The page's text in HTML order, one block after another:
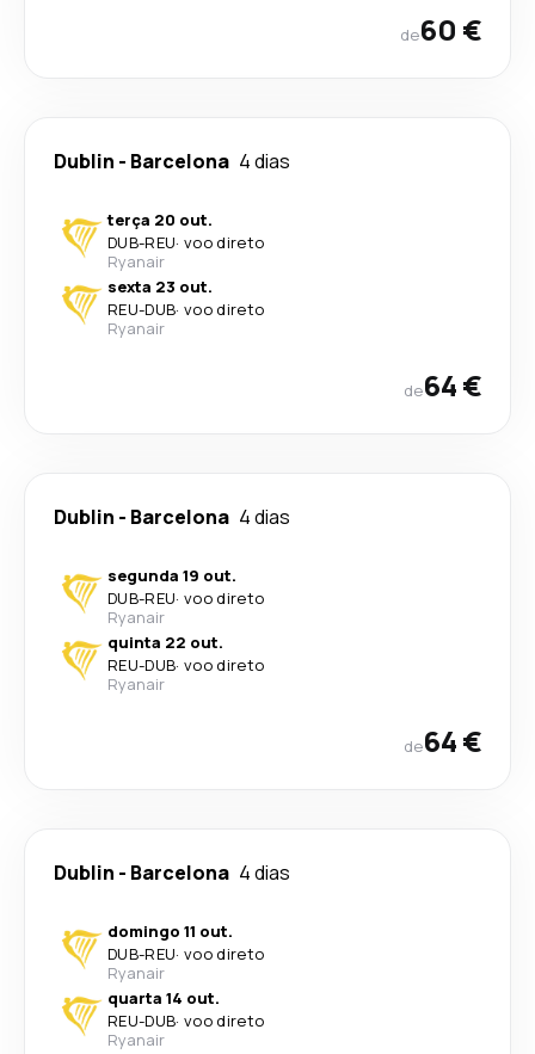
de60 €
Dublin - Barcelona 4 dias
terça 20 out.
DUB-REU· voo direto
Ryanair
sexta 23 out.
REU-DUB· voo direto
Ryanair
de64 €
Dublin - Barcelona 4 dias
segunda 19 out.
DUB-REU· voo direto
Ryanair
quinta 22 out.
REU-DUB· voo direto
Ryanair
de64 €
Dublin - Barcelona 4 dias
domingo 11 out.
DUB-REU· voo direto
Ryanair
quarta 14 out.
REU-DUB· voo direto
Ryanair